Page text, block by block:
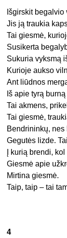
Išgirskit
Jis ją traukia
Tai giesmė,
Susikerta
Sukuria vyksmą
Kurioje aukso
Ant liūdnos
Iš apie tyrą
Tai akmens,
Tai giesmė,
Bendrininkų,
Gegutės lizde.
Į kurią brendi,
Giesmė apie
Mirtina giesmė.
Taip, taip – tai
4